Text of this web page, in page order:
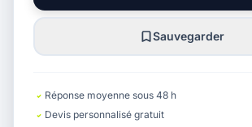
Sauvegarder
Réponse moyenne sous 48 h
Devis personnalisé gratuit